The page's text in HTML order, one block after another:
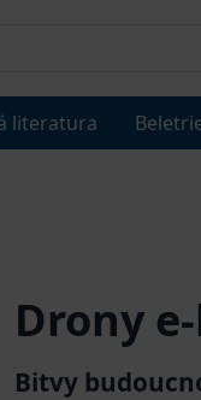
literatura
Drony
Bitvy